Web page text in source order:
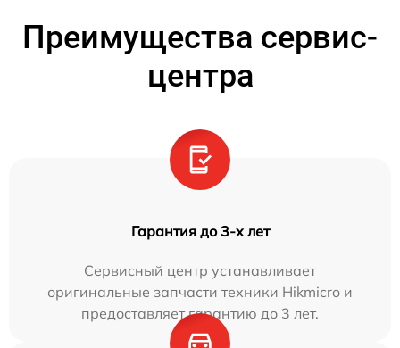
Преимущества сервис-
центра
Гарантия до 3-х лет
Сервисный центр устанавливает
оригинальные запчасти техники Hikmicro и
предоставляет гарантию до 3 лет.